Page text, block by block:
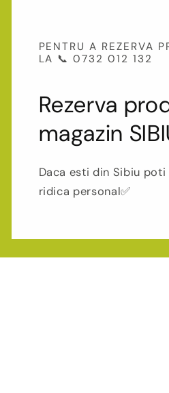
PENTRU A REZERVA
LA 📞 0732 012 132
Rezerva
magazin
Daca esti din Sibiu
ridica personal✅